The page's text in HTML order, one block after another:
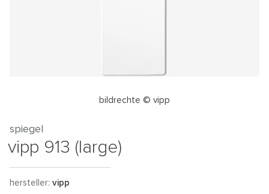
bildrechte © vipp
spiegel
vipp 913 (large)
hersteller: vipp